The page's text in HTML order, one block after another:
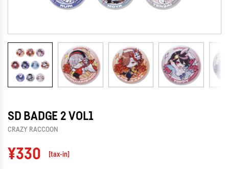
SD BADGE 2 VOL1
CRAZY RACCOON
Regular
¥330 [tax-in]